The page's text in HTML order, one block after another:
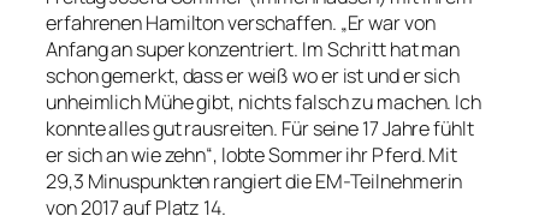
erfahrenen Hamilton verschaffen. „Er war von
Anfang an super konzentriert. Im Schritt hat man
schon gemerkt, dass er weiß wo er ist und er sich
unheimlich Mühe gibt, nichts falsch zu machen. Ich
konnte alles gut rausreiten. Für seine 17 Jahre fühlt
er sich an wie zehn“, lobte Sommer ihr Pferd. Mit
29,3 Minuspunkten rangiert die EM-Teilnehmerin
von 2017 auf Platz 14.